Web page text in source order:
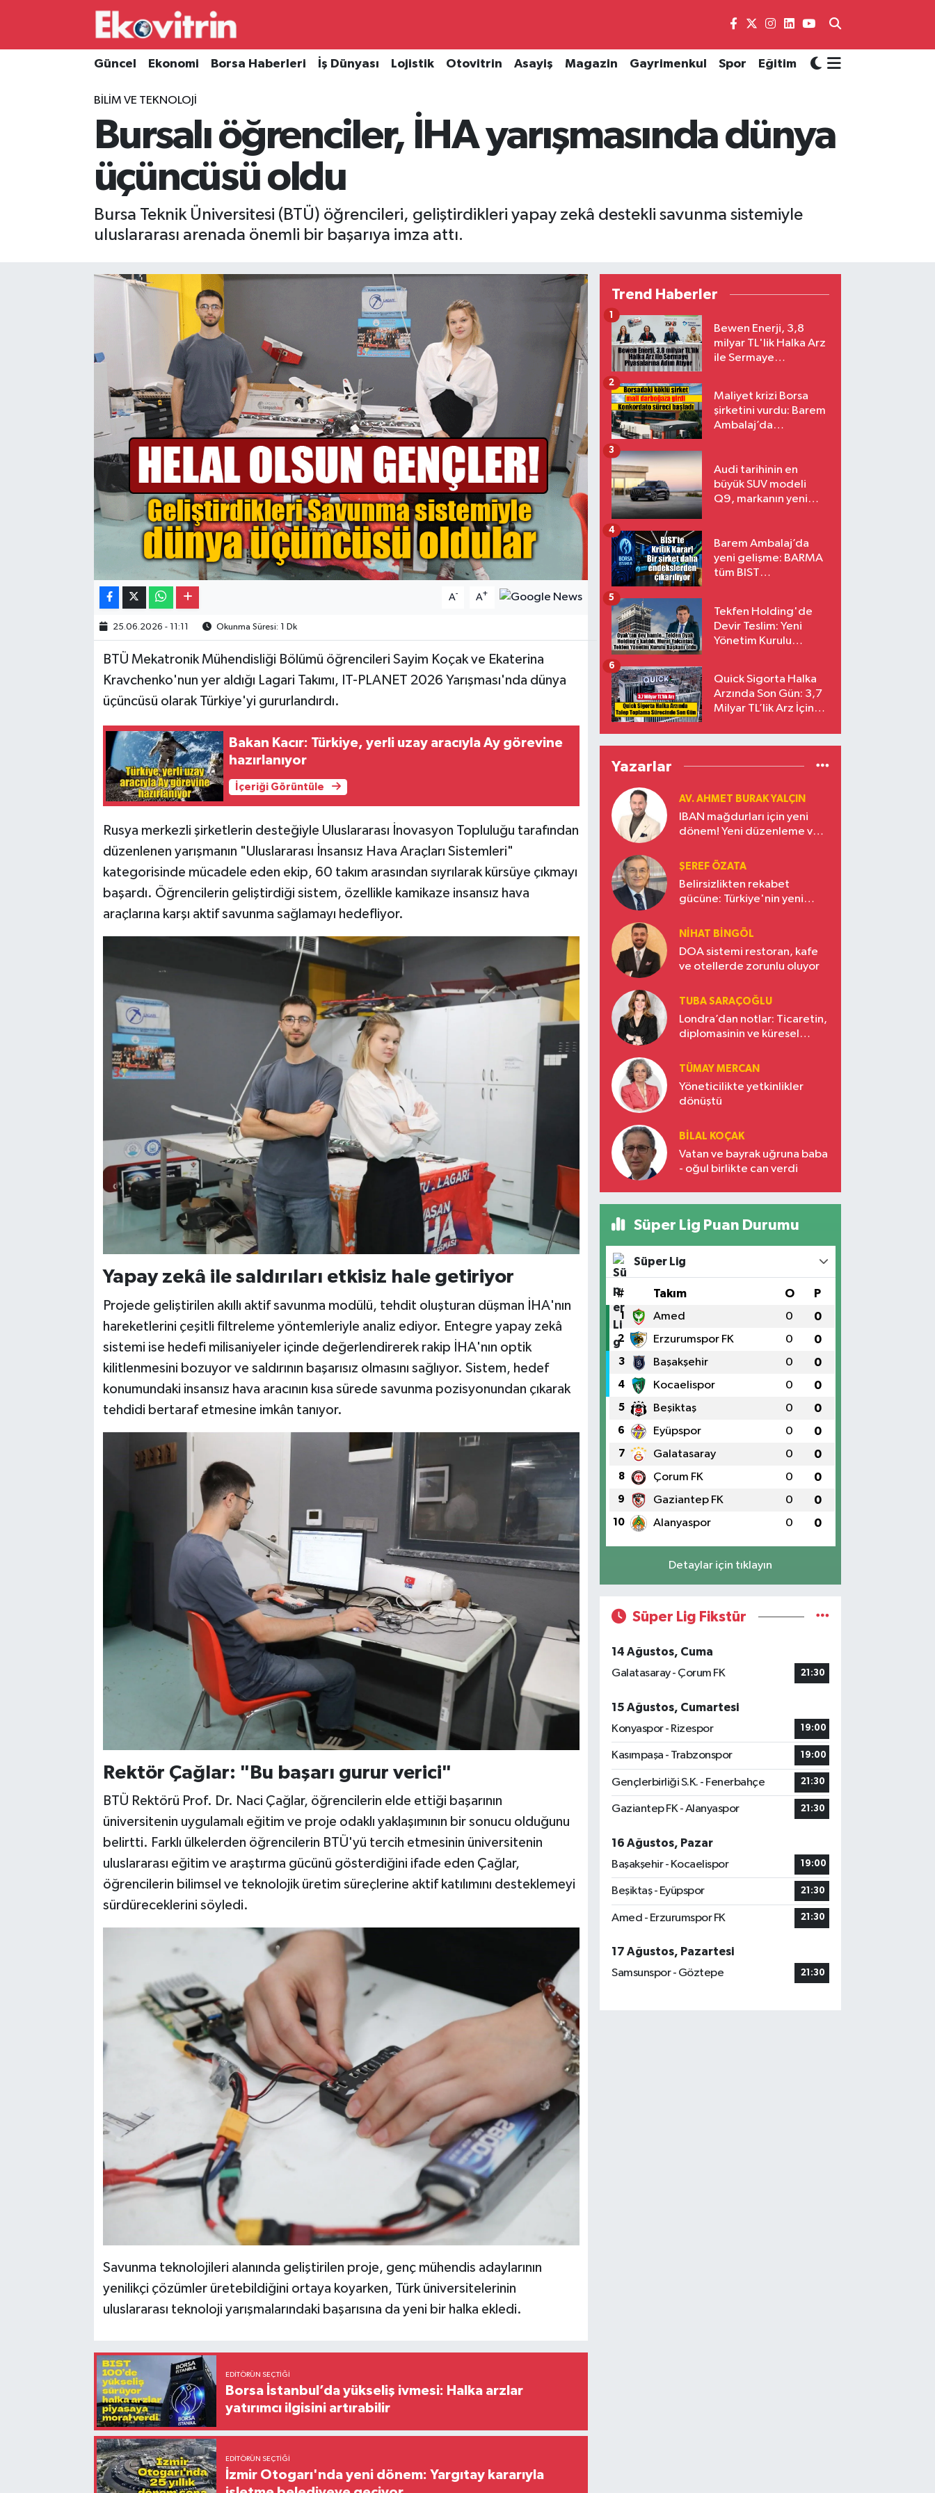
Güncel Ekonomi Borsa Haberleri İş Dünyası Lojistik Otovitrin Asayiş Magazin Gayrimenkul Spor Eğitim
BILIM VE TEKNOLOJI
Bursalı öğrenciler, İHA yarışmasında dünya
üçüncüsü oldu
Bursa Teknik Üniversitesi (BTÜ) öğrencileri, geliştirdikleri yapay zekâ destekli savunma sistemiyle
uluslararası arenada önemli bir başarıya imza attı.
A- A+
25.06.2026 - 11:11 Okunma Süresi: 1 Dk
BTÜ Mekatronik Mühendisliği Bölümü öğrencileri Sayim Koçak ve Ekaterina
Kravchenko'nun yer aldığı Lagari Takımı, IT-PLANET 2026 Yarışması'nda dünya
üçüncüsü olarak Türkiye'yi gururlandırdı.
Bakan Kacır: Türkiye, yerli uzay aracıyla Ay görevine
hazırlanıyor
İçeriği Görüntüle
Rusya merkezli şirketlerin desteğiyle Uluslararası İnovasyon Topluluğu tarafından
düzenlenen yarışmanın "Uluslararası İnsansız Hava Araçları Sistemleri"
kategorisinde mücadele eden ekip, 60 takım arasından sıyrılarak kürsüye çıkmayı
başardı. Öğrencilerin geliştirdiği sistem, özellikle kamikaze insansız hava
araçlarına karşı aktif savunma sağlamayı hedefliyor.
Yapay zekâ ile saldırıları etkisiz hale getiriyor
Projede geliştirilen akıllı aktif savunma modülü, tehdit oluşturan düşman İHA'nın
hareketlerini çeşitli filtreleme yöntemleriyle analiz ediyor. Entegre yapay zekâ
sistemi ise hedefi milisaniyeler içinde değerlendirerek rakip İHA'nın optik
kilitlenmesini bozuyor ve saldırının başarısız olmasını sağlıyor. Sistem, hedef
konumundaki insansız hava aracının kısa sürede savunma pozisyonundan çıkarak
tehdidi bertaraf etmesine imkân tanıyor.
Rektör Çağlar: "Bu başarı gurur verici"
BTÜ Rektörü Prof. Dr. Naci Çağlar, öğrencilerin elde ettiği başarının
üniversitenin uygulamalı eğitim ve proje odaklı yaklaşımının bir sonucu olduğunu
belirtti. Farklı ülkelerden öğrencilerin BTÜ'yü tercih etmesinin üniversitenin
uluslararası eğitim ve araştırma gücünü gösterdiğini ifade eden Çağlar,
öğrencilerin bilimsel ve teknolojik üretim süreçlerine aktif katılımını desteklemeyi
sürdüreceklerini söyledi.
Savunma teknolojileri alanında geliştirilen proje, genç mühendis adaylarının
yenilikçi çözümler üretebildiğini ortaya koyarken, Türk üniversitelerinin
uluslararası teknoloji yarışmalarındaki başarısına da yeni bir halka ekledi.
EDITÖRÜN SEÇTIĞI
Borsa İstanbul’da yükseliş ivmesi: Halka arzlar
yatırımcı ilgisini artırabilir
EDITÖRÜN SEÇTIĞI
İzmir Otogarı'nda yeni dönem: Yargıtay kararıyla
Trend Haberler
Bewen Enerji, 3,8
milyar TL'lik Halka Arz
ile Sermaye
1
Maliyet krizi Borsa
şirketini vurdu: Barem
Ambalaj’da
2
Audi tarihinin en
büyük SUV modeli
Q9, markanın yeni
3
Barem Ambalaj’da
yeni gelişme: BARMA
tüm BIST
4
Tekfen Holding'de
Devir Teslim: Yeni
Yönetim Kurulu
5
Quick Sigorta Halka
Arzında Son Gün: 3,7
Milyar TL’lik Arz İçin
Eriyor
6
Yazarlar
AV. AHMET BURAK YALÇIN
IBAN mağdurları için yeni
dönem! Yeni düzenleme ve
ŞEREF ÖZATA
Belirsizlikten rekabet
gücüne: Türkiye'nin yeni
NIHAT BINGÖL
DOA sistemi restoran, kafe
ve otellerde zorunlu oluyor
TUBA SARAÇOĞLU
Londra’dan notlar: Ticaretin,
diplomasinin ve küresel
Türkiye’nin yükselen gücü
TÜMAY MERCAN
Yöneticilikte yetkinlikler
dönüştü
BILAL KOÇAK
Vatan ve bayrak uğruna baba
- oğul birlikte can verdi
Süper Lig Puan Durumu
Süper Lig
# Takım O P
1 Amed 0 0
2 Erzurumspor FK 0 0
3 Başakşehir 0 0
4 Kocaelispor 0 0
5 Beşiktaş 0 0
6 Eyüpspor 0 0
7 Galatasaray 0 0
8 Çorum FK 0 0
9 Gaziantep FK 0 0
10 Alanyaspor 0 0
Detaylar için tıklayın
Süper Lig Fikstür
14 Ağustos, Cuma
Galatasaray - Çorum FK
21:30
15 Ağustos, Cumartesi
Konyaspor - Rizespor
19:00
Kasımpaşa - Trabzonspor 19:00
Gençlerbirliği S.K. - Fenerbahçe 21:30
Gaziantep FK - Alanyaspor 21:30
16 Ağustos, Pazar
Başakşehir - Kocaelispor
19:00
Beşiktaş - Eyüpspor 21:30
Amed - Erzurumspor FK 21:30
17 Ağustos, Pazartesi
Samsunspor - Göztepe
21:30
Güncel
Borsa Haberleri
Hava Durumu
Süper Lig Puan Durumu ve Fikstür
Tüm Manşetler
Son Dakika Haberleri
Haber Arşivi